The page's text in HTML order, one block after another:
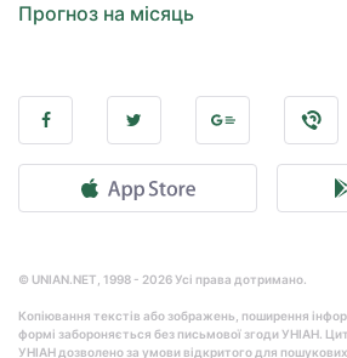
Прогноз на місяць
© UNIAN.NET, 1998 - 2026 Усі права дотримано.
Копіювання текстів або зображень, поширення
формі забороняється без письмової згоди УНІАН.
УНІАН дозволено за умови відкритого для